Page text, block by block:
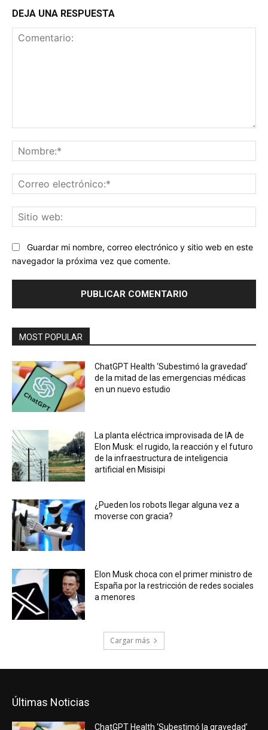
DEJA UNA RESPUESTA
Guardar mi nombre, correo electrónico y sitio web en este
navegador la próxima vez que comente.
MOST POPULAR
ChatGPT Health ‘Subestimó la gravedad’
de la mitad de las emergencias médicas
en un nuevo estudio
La planta eléctrica improvisada de IA de
Elon Musk: el rugido, la reacción y el futuro
de la infraestructura de inteligencia
artificial en Misisipi
¿Pueden los robots llegar alguna vez a
moverse con gracia?
Elon Musk choca con el primer ministro de
España por la restricción de redes sociales
a menores
Cargar más
Últimas Noticias
ChatGPT Health ‘Subestimó la gravedad’